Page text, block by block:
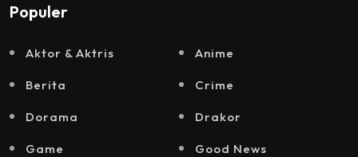
Populer
Aktor & Aktris Anime
Berita Crime
Dorama Drakor
Game Good News